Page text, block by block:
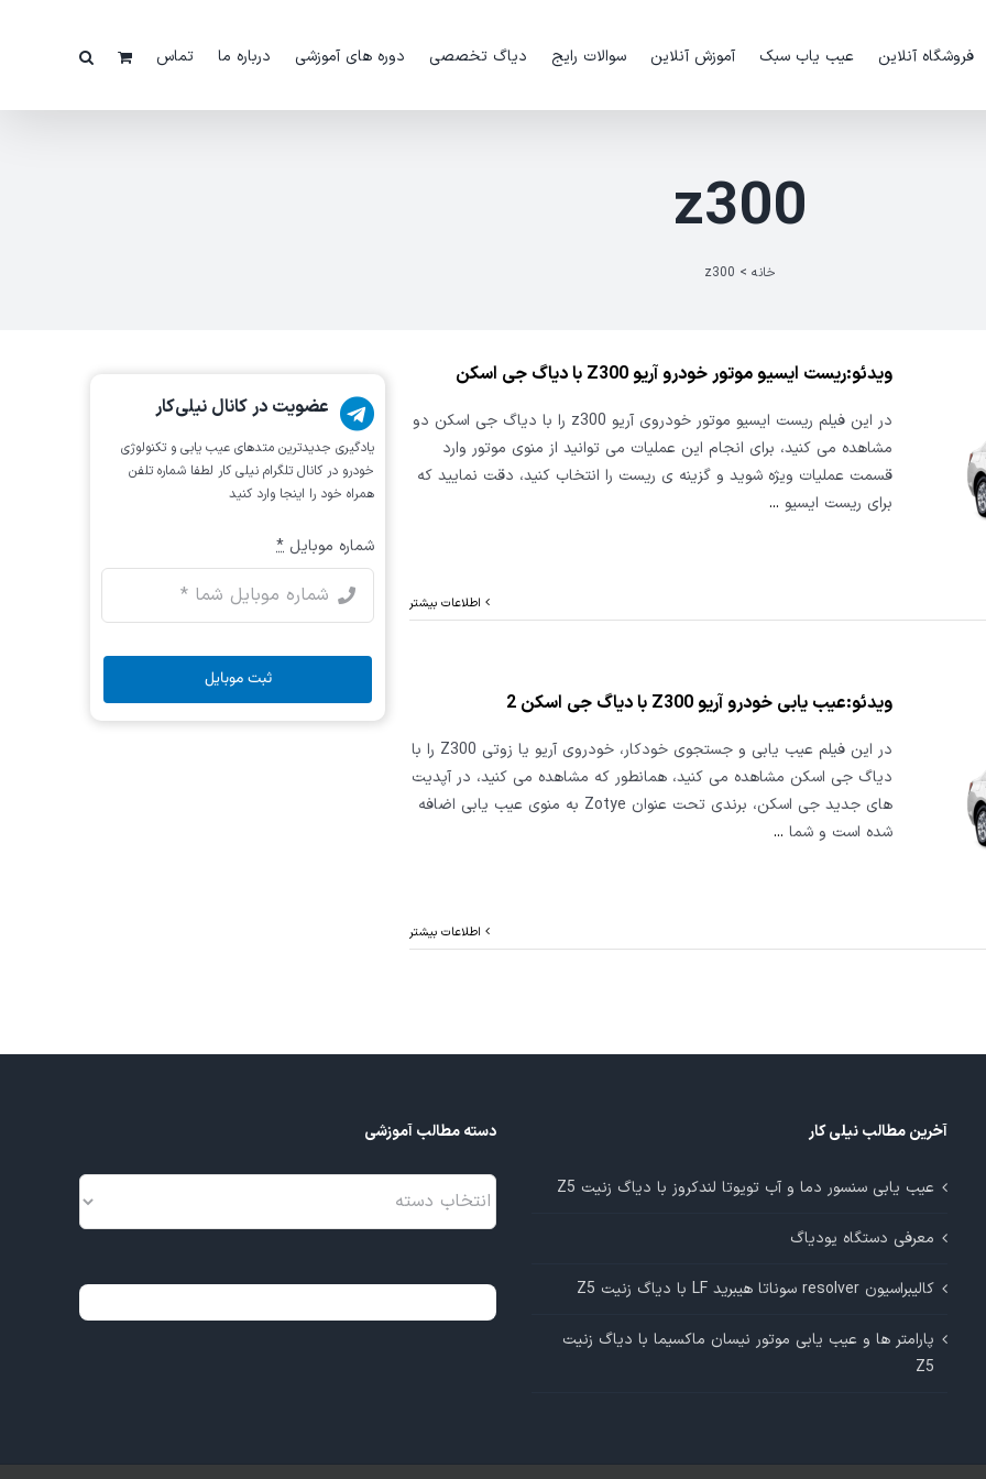
فروشگاه آنلاین عیب یاب سبک آموزش آنلاین سوالات رایج دیاگ تخصصی دوره های آموزشی درباره ما تماس
z300
خانه >
z300
ویدئو:ریست ایسیو موتور خودرو آریو Z300 با دیاگ جی اسکن
در این فیلم ریست ایسیو موتور خودروی آریو z300 را با دیاگ جی اسکن دو
مشاهده می کنید، برای انجام این عملیات می توانید از منوی موتور وارد
قسمت عملیات ویژه شوید و گزینه ی ریست را انتخاب کنید، دقت نمایید که
برای ریست ایسیو ...
اطلاعات بیشتر
ویدئو:عیب یابی خودرو آریو Z300 با دیاگ جی اسکن 2
در این فیلم عیب یابی و جستجوی خودکار، خودروی آریو یا زوتی Z300 را با
دیاگ جی اسکن مشاهده می کنید، همانطور که مشاهده می کنید، در آپدیت
های جدید جی اسکن، برندی تحت عنوان Zotye به منوی عیب یابی اضافه
شده است و شما ...
اطلاعات بیشتر
عضویت در کانال نیلی‌کار
یادگیری جدیدترین متد‌های عیب یابی‌ و تکنولوژی
خودرو در کانال تلگرام نیلی کار لطفا شماره تلفن
همراه خود را اینجا وارد کنید
شماره موبایل *
ثبت موبایل
آخرین مطالب نیلی کار
عیب یابی سنسور دما و آب تویوتا لندکروز با دیاگ زنیت Z5
معرفی دستگاه یودیاگ
کالیبراسیون resolver سوناتا هیبرید LF با دیاگ زنیت Z5
پارامتر ها و عیب یابی موتور نیسان ماکسیما با دیاگ زنیت
Z5
دسته مطالب آموزشی
دسته